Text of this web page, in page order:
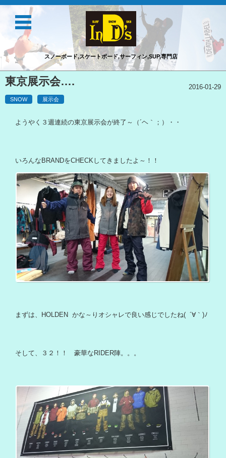
スノーボード,スケートボード,サーフィン,SUP,専門店
コンテンツに移動
東京展示会…. 2016-01-29
SNOW 展示会
ようやく３週連続の東京展示会が終了～（´ヘ｀；）・・
いろんなBRANDをCHECKしてきましたよ～！！
まずは、HOLDEN かな～りオシャレで良い感じでしたね( ´∀｀)ﾉ
そして、３２！！ 豪華なRIDER陣。。。